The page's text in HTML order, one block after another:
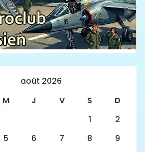
août 2026
M J V S
D
1
2
5 6 7 8
9